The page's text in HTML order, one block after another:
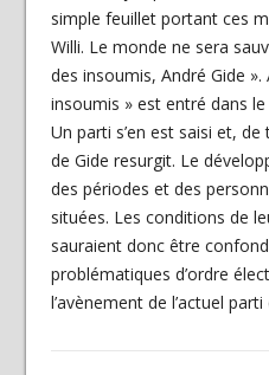
simple feuillet portant ces
Willi. Le monde ne sera
des insoumis, André Gide ».
insoumis » est entré dans
Un parti s’en est saisi et,
de Gide resurgit. Le
des périodes et des
situées. Les conditions de
sauraient donc être
problématiques d’ordre
l’avènement de l’actuel